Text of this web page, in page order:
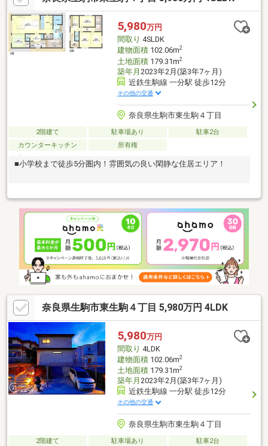
5,980万円
間取り 4SLDK
建物面積102.06m2
土地面積179.31m2
築年月 2023年2月(築3年7ヶ月)
近鉄生駒線 一分駅 徒歩12分
その他の交通
奈良県生駒市東生駒４丁目
2階建て 駐車場あり
駐車2台
カウンターキッチン
所有権
■小学校まで徒歩5分圏内！雰囲気の良い閑静な住居エリア！
奈良県生駒市東生駒４丁目 5,980万円 4LDK
5,980万円
間取り 4LDK
建物面積102.06m2
土地面積179.31m2
築年月 2023年2月(築3年7ヶ月)
近鉄生駒線 一分駅 徒歩12分
その他の交通
奈良県生駒市東生駒４丁目
2階建て 駐車場あり
駐車2台